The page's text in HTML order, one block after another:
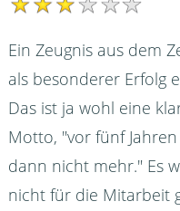
Ein Zeugnis aus dem
als besonderer Erfolg
Das ist ja wohl eine
Motto, "vor fünf
dann nicht mehr." Es
nicht für die Mitarbeit